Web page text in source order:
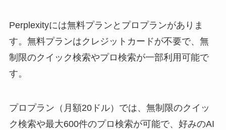
Perplexityには無料プランとプロプランがありま
す。無料プランはクレジットカードが不要で、無
制限のクイック検索やプロ検索が一部利用可能で
す。
プロプラン（月額20ドル）では、無制限のクイッ
ク検索や最大600件のプロ検索が可能で、好みのAI